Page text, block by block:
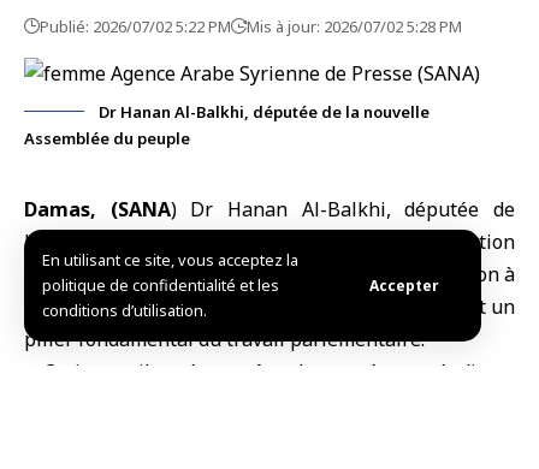
En utilisant ce site, vous acceptez la
politique de confidentialité et les
conditions d’utilisation.
Accepter
Publié: 2026/07/02 5:22 PM Mis à jour: 2026/07/02 5:28 PM
Dr Hanan Al-Balkhi, députée de la nouvelle
Assemblée du peuple
Damas, (SANA) Dr Hanan Al-Balkhi, députée de
l’Assemblée du peuple
l’autonomisation
des femmeset le renforcement de leur participation à
la vie politique et à la prise de décision constituent un
pilier fondamental du travail parlementaire.
« Ceci contribue à accroître leur présence à divers